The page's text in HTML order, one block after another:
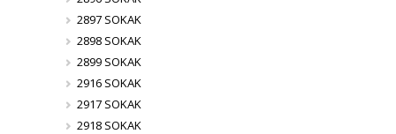
2897 SOKAK
2898 SOKAK
2899 SOKAK
2916 SOKAK
2917 SOKAK
2918 SOKAK